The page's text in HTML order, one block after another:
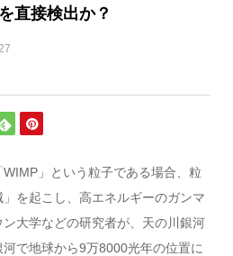
直接検出か？
」という粒子である場合、粒
を起こし、高エネルギーのガンマ
大学などの研究者が、天の川銀河
で地球から9万8000光年の位置に